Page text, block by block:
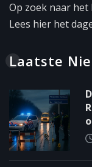
Op zoek naar het
Lees hier het
Laatste